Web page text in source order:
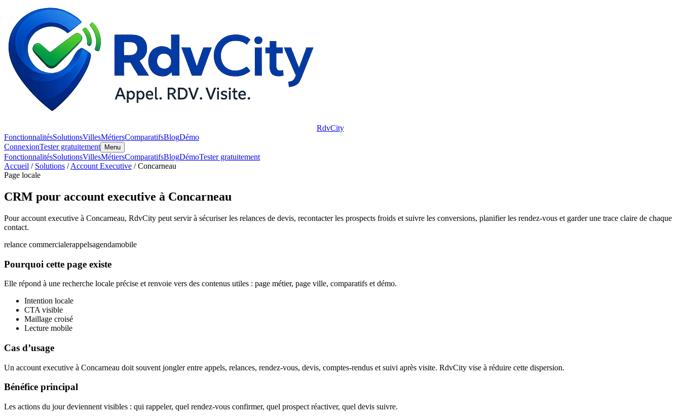
RdvCity
FonctionnalitésSolutionsVillesMétiersComparatifsBlogDémo
ConnexionTester gratuitement Menu
FonctionnalitésSolutionsVillesMétiersComparatifsBlogDémoTester gratuitement
Accueil / Solutions /Account Executive / Concarneau
Page locale
CRM pour account executive à Concarneau
Pour account executive à Concarneau, RdvCity peut servir à sécuriser les relances de devis, recontacter les prospects froids et suivre les conversions, planifier les rendez-vous et garder une trace claire de chaque
contact.
relance commercialerappelsagendamobile
Pourquoi cette page existe
Elle répond à une recherche locale précise et renvoie vers des contenus utiles : page métier, page ville, comparatifs et démo.
Intention locale
CTA visible
Maillage croisé
Lecture mobile
Cas d’usage
Un account executive à Concarneau doit souvent jongler entre appels, relances, rendez-vous, devis, comptes-rendus et suivi après visite. RdvCity vise à réduire cette dispersion.
Bénéfice principal
Les actions du jour deviennent visibles : qui rappeler, quel rendez-vous confirmer, quel prospect réactiver, quel devis suivre.